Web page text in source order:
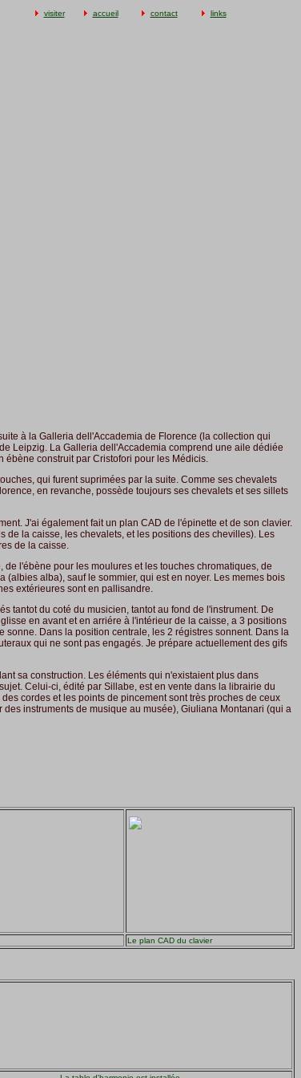
visiter accueil contact links
à la Galleria dell'Accademia de Florence (la collection qui
Leipzig. La Galleria dell'Accademia comprend une aile dédiée
construit par Cristofori pour les Médicis.
qui furent suprimées par la suite. Comme ses chevalets
en revanche, possède toujours ses chevalets et ses sillets
J'ai également fait un plan CAD de l'épinette et de son clavier.
de la caisse, les chevalets, et les positions des chevilles). Les
de la caisse.
l'ébène pour les moulures et les touches chromatiques, de
alba), sauf le sommier, qui est en noyer. Les memes bois
extérieures sont en pallisandre.
tantot du coté du musicien, tantot au fond de l'instrument. De
en avant et en arriére à l'intérieur de la caisse, a 3 positions
Dans la position centrale, les 2 régistres sonnent. Dans la
qui ne sont pas engagés. Je prépare actuellement des gifs
sa construction. Les éléments qui n'existaient plus dans
Celui-ci, édité par Sillabe, est en vente dans la librairie du
cordes et les points de pincement sont très proches de ceux
instruments de musique au musée), Giuliana Montanari (qui a
Le plan CAD du clavier